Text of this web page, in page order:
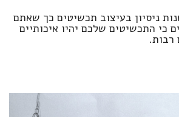
לנו יותר מ 20 שנות ניסיון בעיצוב תכשיטים כך שאתם
כי התכשיטים שלכם יהיו איכותיים
רבות.